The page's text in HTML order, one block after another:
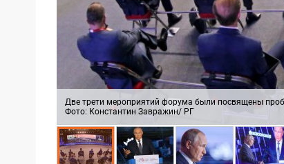
Две трети мероприятий форума были посвящены
Фото: Константин Завражин/ РГ